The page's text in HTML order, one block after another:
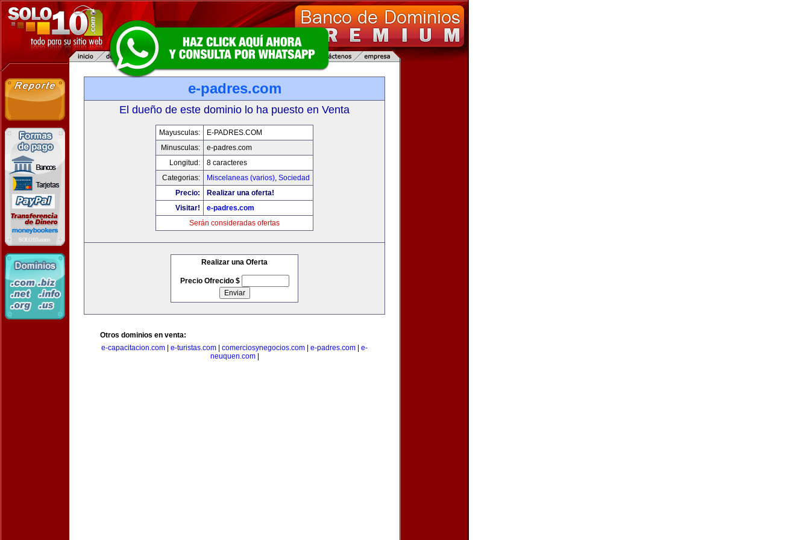
e-padres.com
El dueño de este dominio lo ha puesto en Venta
Mayusculas:
E-PADRES.COM
Minusculas:
e-padres.com
Longitud:
8 caracteres
Categorias:
Miscelaneas (varios), Sociedad
Precio:
Realizar una oferta!
Visitar!
e-padres.com
Serán consideradas ofertas
Realizar una Oferta
Precio Ofrecido $
Otros dominios en venta:
e-capacitacion.com
e-turistas.com comerciosynegocios.com e-padres.com
e-
neuquen.com|